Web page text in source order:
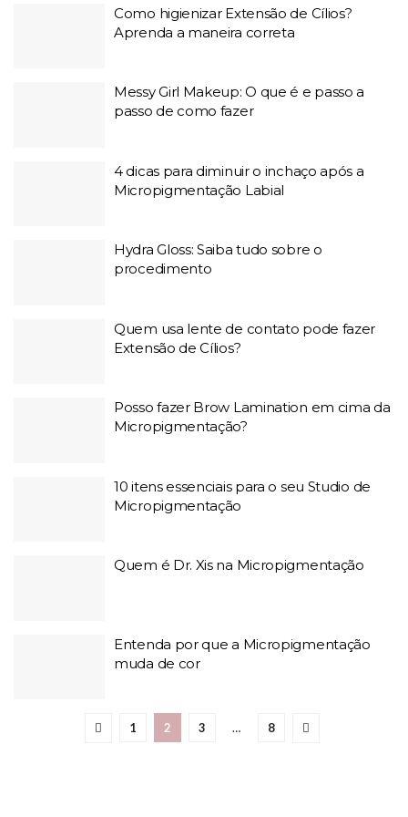
Como higienizar Extensão de Cílios?
Aprenda a maneira correta
Messy Girl Makeup: O que é e passo a
passo de como fazer
4 dicas para diminuir o inchaço após a
Micropigmentação Labial
Hydra Gloss: Saiba tudo sobre o
procedimento
Quem usa lente de contato pode fazer
Extensão de Cílios?
Posso fazer Brow Lamination em cima da
Micropigmentação?
10 itens essenciais para o seu Studio de
Micropigmentação
Quem é Dr. Xis na Micropigmentação
Entenda por que a Micropigmentação
muda de cor
1 2 3 … 8